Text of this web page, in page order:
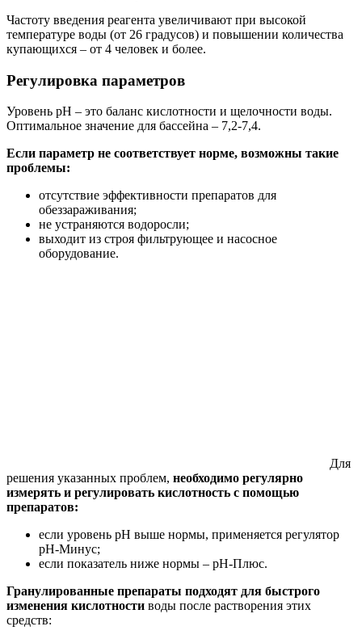
Частоту введения реагента увеличивают при высокой
температуре воды (от 26 градусов) и повышении количества
купающихся – от 4 человек и более.
Регулировка параметров
Уровень рН – это баланс кислотности и щелочности воды.
Оптимальное значение для бассейна – 7,2-7,4.
Если параметр не соответствует норме, возможны такие
проблемы:
отсутствие эффективности препаратов для
обеззараживания;
не устраняются водоросли;
выходит из строя фильтрующее и насосное
оборудование.
Для
решения указанных проблем, необходимо регулярно
измерять и регулировать кислотность с помощью
препаратов:
если уровень рН выше нормы, применяется регулятор
pH-Минус;
если показатель ниже нормы – pH-Плюс.
Гранулированные препараты подходят для быстрого
изменения кислотности воды после растворения этих
средств: